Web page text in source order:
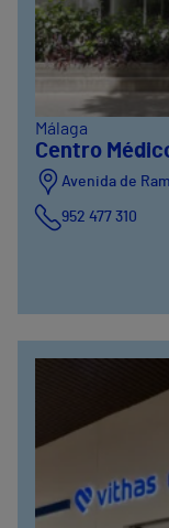
Málaga
Centro
Avenida de
952 477 310